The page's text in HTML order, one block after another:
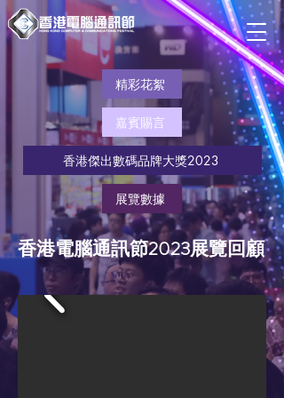
精彩花絮
嘉賓賜言
香港傑出數碼品牌大獎2023
展覽數據
香港電腦通訊節2023展覽回顧